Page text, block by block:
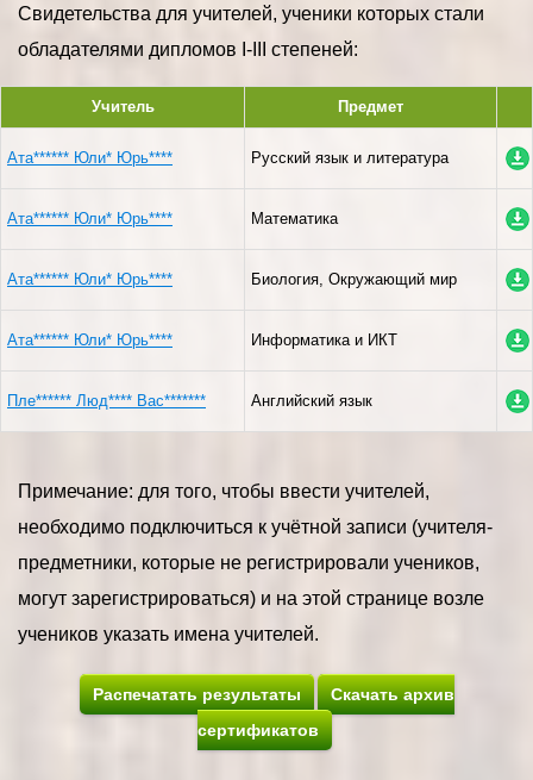
Свидетельства для учителей, ученики которых стали
обладателями дипломов I-III степеней:
Учитель Предмет
Ата****** Юли* Юрь**** Русский язык и литература
Ата****** Юли* Юрь**** Математика
Ата****** Юли* Юрь**** Биология, Окружающий мир
Ата****** Юли* Юрь**** Информатика и ИКТ
Пле****** Люд**** Вас******* Английский язык
Примечание: для того, чтобы ввести учителей,
необходимо подключиться к учётной записи (учителя-
предметники, которые не регистрировали учеников,
могут зарегистрироваться) и на этой странице возле
учеников указать имена учителей.
Распечатать результаты
Скачать архив
сертификатов